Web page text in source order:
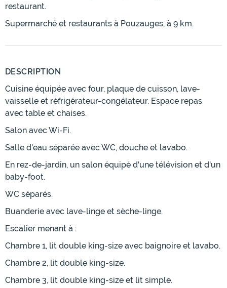
restaurant.
Supermarché et restaurants à Pouzauges, à 9 km.
DESCRIPTION
Cuisine équipée avec four, plaque de cuisson, lave-
vaisselle et réfrigérateur-congélateur. Espace repas
avec table et chaises.
Salon avec Wi-Fi.
Salle d'eau séparée avec WC, douche et lavabo.
En rez-de-jardin, un salon équipé d'une télévision et d'un
baby-foot.
WC séparés.
Buanderie avec lave-linge et sèche-linge.
Escalier menant à :
Chambre 1, lit double king-size avec baignoire et lavabo.
Chambre 2, lit double king-size.
Chambre 3, lit double king-size et lit simple.